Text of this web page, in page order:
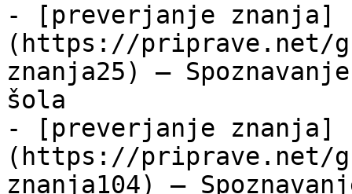
- [preverjanje znanja]
(https://priprave.net/
znanja25) —
šola
- [preverjanje znanja]
(https://priprave.net/
znanja104) —